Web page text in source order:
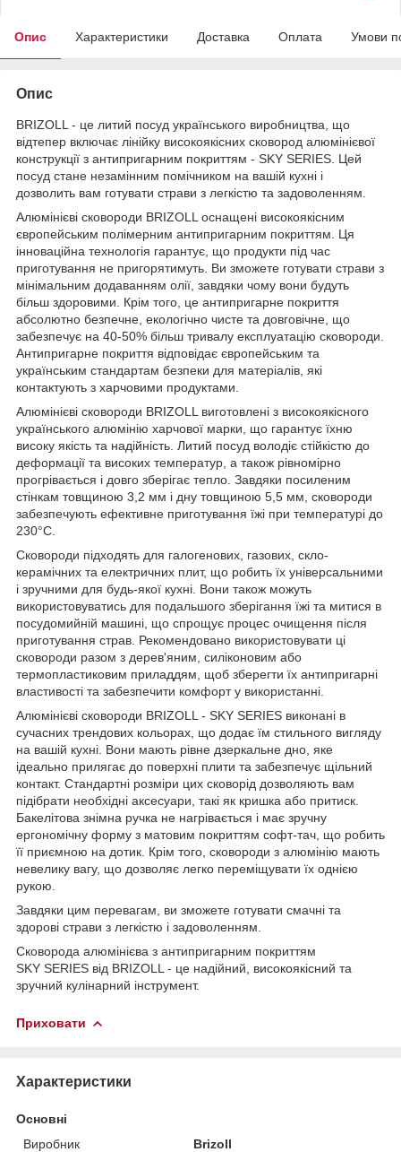
Опис Характеристики Доставка Оплата Умови
Опис
BRIZOLL - це литий посуд українського виробництва, що
відтепер включає лінійку високоякісних сковород алюмінієвої
конструкції з антипригарним покриттям - SKY SERIES. Цей
посуд стане незамінним помічником на вашій кухні і
дозволить вам готувати страви з легкістю та задоволенням.
Алюмінієві сковороди BRIZOLL оснащені високоякісним
європейським полімерним антипригарним покриттям. Ця
інноваційна технологія гарантує, що продукти під час
приготування не пригорятимуть. Ви зможете готувати страви з
мінімальним додаванням олії, завдяки чому вони будуть
більш здоровими. Крім того, це антипригарне покриття
абсолютно безпечне, екологічно чисте та довговічне, що
забезпечує на 40-50% більш тривалу експлуатацію сковороди.
Антипригарне покриття відповідає європейським та
українським стандартам безпеки для матеріалів, які
контактують з харчовими продуктами.
Алюмінієві сковороди BRIZOLL виготовлені з високоякісного
українського алюмінію харчової марки, що гарантує їхню
високу якість та надійність. Литий посуд володіє стійкістю до
деформації та високих температур, а також рівномірно
прогрівається і довго зберігає тепло. Завдяки посиленим
стінкам товщиною 3,2 мм і дну товщиною 5,5 мм, сковороди
забезпечують ефективне приготування їжі при температурі до
230°C.
Сковороди підходять для галогенових, газових, скло-
керамічних та електричних плит, що робить їх універсальними
і зручними для будь-якої кухні. Вони також можуть
використовуватись для подальшого зберігання їжі та митися в
посудомийній машині, що спрощує процес очищення після
приготування страв. Рекомендовано використовувати ці
сковороди разом з дерев'яним, силіконовим або
термопластиковим приладдям, щоб зберегти їх антипригарні
властивості та забезпечити комфорт у використанні.
Алюмінієві сковороди BRIZOLL - SKY SERIES виконані в
сучасних трендових кольорах, що додає їм стильного вигляду
на вашій кухні. Вони мають рівне дзеркальне дно, яке
ідеально прилягає до поверхні плити та забезпечує щільний
контакт. Стандартні розміри цих сковорід дозволяють вам
підібрати необхідні аксесуари, такі як кришка або притиск.
Бакелітова знімна ручка не нагрівається і має зручну
ергономічну форму з матовим покриттям софт-тач, що робить
її приємною на дотик. Крім того, сковороди з алюмінію мають
невелику вагу, що дозволяє легко переміщувати їх однією
рукою.
Завдяки цим перевагам, ви зможете готувати смачні та
здорові страви з легкістю і задоволенням.
Сковорода алюмінієва з антипригарним покриттям
SKY SERIES від BRIZOLL - це надійний, високоякісний та
зручний кулінарний інструмент.
Приховати
Характеристики
Основні
Виробник
Brizoll